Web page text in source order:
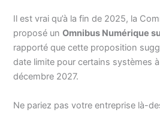
Il est vrai qu’à la fin de 2025, la
proposé unOmnibus Numérique
rapporté que cette proposition
date limite pour certains systèmes à
décembre 2027.
Ne pariez pas votre entreprise là-